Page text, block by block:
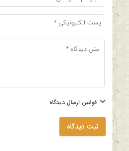
قوانین ارسال دیدگاه
ثبت دیدگاه